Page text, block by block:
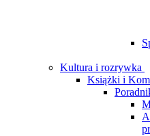
Kultura i rozrywka
Książki i